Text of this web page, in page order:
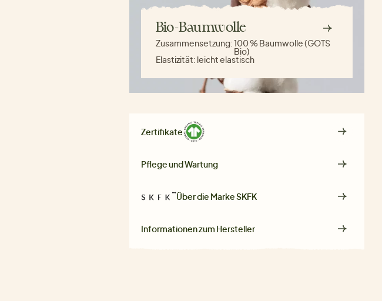
Bio-Baumwolle
Zusammensetzung:100 % Baumwolle (GOTS
Bio)
Elastizität: leicht elastisch
Zertifikate
Pflege und Wartung
Über die MarkeSKFK
Informationen zum Hersteller